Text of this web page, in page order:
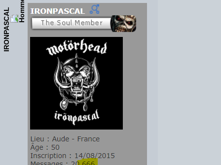
IRONPASCAL